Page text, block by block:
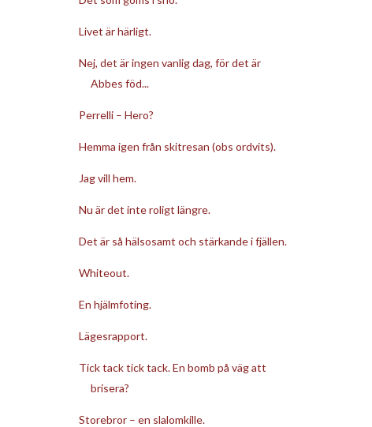
Livet är härligt.
Nej, det är ingen vanlig dag, för det är
Abbes föd...
Perrelli – Hero?
Hemma igen från skitresan (obs ordvits).
Jag vill hem.
Nu är det inte roligt längre.
Det är så hälsosamt och stärkande i fjällen.
Whiteout.
En hjälmfoting.
Lägesrapport.
Tick tack tick tack. En bomb på väg att
brisera?
Storebror – en slalomkille.